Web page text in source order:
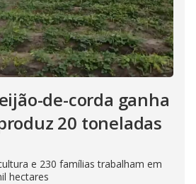
de-corda ganha
20 toneladas
e 230 famílias trabalham em
hectares